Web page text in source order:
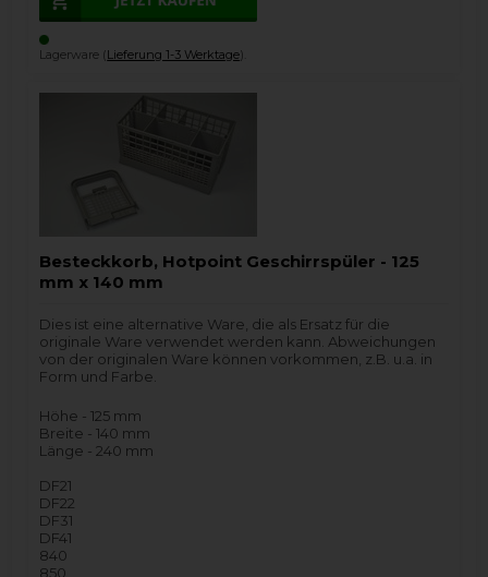
Lagerware (Lieferung 1-3 Werktage).
Besteckkorb, Hotpoint Geschirrspüler - 125
mm x 140 mm
Dies ist eine alternative Ware, die als Ersatz für die
originale Ware verwendet werden kann. Abweichungen
von der originalen Ware können vorkommen, z.B. u.a. in
Form und Farbe.
Höhe - 125 mm
Breite - 140 mm
Länge - 240 mm
DF21
DF22
DF31
DF41
840
850